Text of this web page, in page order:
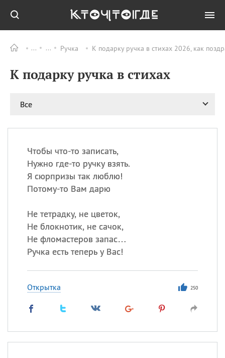
Ручка К подарку ручка в стихах 2026, как
К подарку ручка в стихах
Все
Чтобы что-то записать,
Нужно где-то ручку взять.
Я сюрпризы так люблю!
Потому-то Вам дарю
Не тетрадку, не цветок,
Не блокнотик, не сачок,
Не фломастеров запас…
Ручка есть теперь у Вас!
Открытка 250
ПРАЗДНИКИ Все
11.08 Рождество святителя
12.08
ИМЕНА
Сегодня празднуют именины
Алена Анастасия